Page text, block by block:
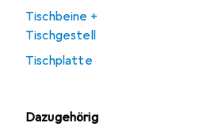
Tischbeine +
Tischgestell
Tischplatte
Dazugehörig